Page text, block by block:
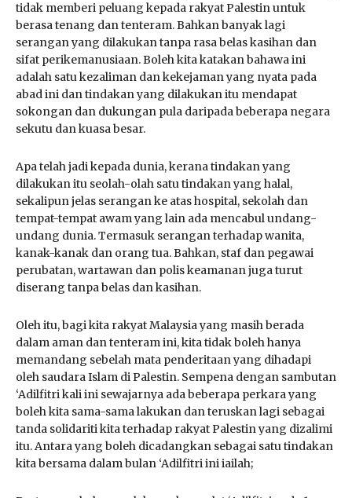
tidak memberi peluang kepada rakyat Palestin untuk
berasa tenang dan tenteram. Bahkan banyak lagi
serangan yang dilakukan tanpa rasa belas kasihan dan
sifat perikemanusiaan. Boleh kita katakan bahawa ini
adalah satu kezaliman dan kekejaman yang nyata pada
abad ini dan tindakan yang dilakukan itu mendapat
sokongan dan dukungan pula daripada beberapa negara
sekutu dan kuasa besar.
Apa telah jadi kepada dunia, kerana tindakan yang
dilakukan itu seolah-olah satu tindakan yang halal,
sekalipun jelas serangan ke atas hospital, sekolah dan
tempat-tempat awam yang lain ada mencabul undang-
undang dunia. Termasuk serangan terhadap wanita,
kanak-kanak dan orang tua. Bahkan, staf dan pegawai
perubatan, wartawan dan polis keamanan juga turut
diserang tanpa belas dan kasihan.
Oleh itu, bagi kita rakyat Malaysia yang masih berada
dalam aman dan tenteram ini, kita tidak boleh hanya
memandang sebelah mata penderitaan yang dihadapi
oleh saudara Islam di Palestin. Sempena dengan sambutan
‘Adilfitri kali ini sewajarnya ada beberapa perkara yang
boleh kita sama-sama lakukan dan teruskan lagi sebagai
tanda solidariti kita terhadap rakyat Palestin yang dizalimi
itu. Antara yang boleh dicadangkan sebagai satu tindakan
kita bersama dalam bulan ‘Adilfitri ini iailah;